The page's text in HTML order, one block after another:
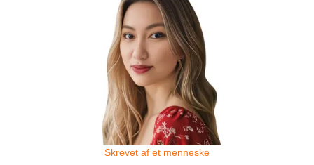
Skrevet af et menneske